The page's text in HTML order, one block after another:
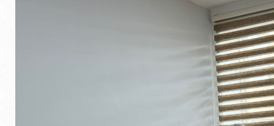
Факультет
Факультет
Факультет Теология
Факультет
Юридическое
и образования